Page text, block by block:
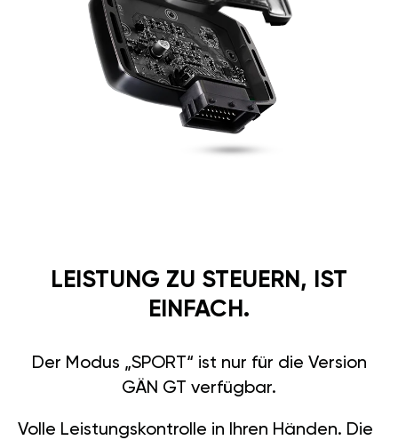
LEISTUNG ZU STEUERN, IST
EINFACH.
Der Modus „SPORT“ ist nur für die Version
GÄN GT verfügbar.
Volle Leistungskontrolle in Ihren Händen. Die